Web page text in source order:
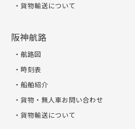
貨物輸送について
阪神航路
航路図
時刻表
船舶紹介
貨物・無人車お問い合わせ
貨物輸送について